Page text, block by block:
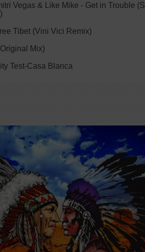
Vegas & Like Mike - Get in Trouble
Tibet (Vini Vici Remix)
Mix)
Test-Casa Blanca